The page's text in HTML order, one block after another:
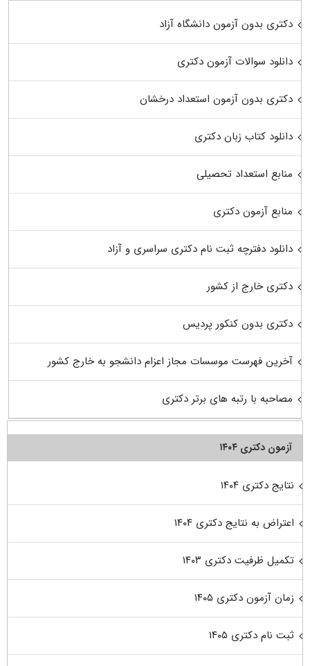
دکتری بدون آزمون دانشگاه آزاد
دانلود سوالات آزمون دکتری
دکتری بدون آزمون استعداد درخشان
دانلود کتاب زبان دکتری
منابع استعداد تحصیلی
منابع آزمون دکتری
دانلود دفترچه ثبت نام دکتری سراسری و آزاد
دکتری خارج از کشور
دکتری بدون کنکور پردیس
آخرین فهرست موسسات مجاز اعزام دانشجو به خارج کشور
مصاحبه با رتبه های برتر دکتری
آزمون دکتری ۱۴۰۴
نتایج دکتری ۱۴۰۴
اعتراض به نتایج دکتری ۱۴۰۴
تکمیل ظرفیت دکتری ۱۴۰۳
زمان آزمون دکتری ۱۴۰۵
ثبت نام دکتری ۱۴۰۵